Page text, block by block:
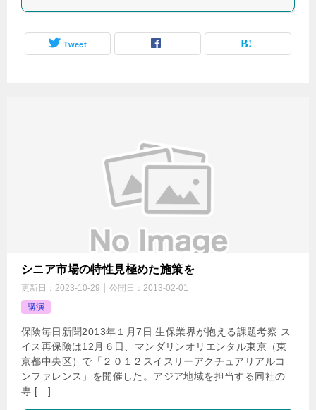
Tweet
シニア市場の特性見極めた施策を
更新日： 2023-10-29 公開日： 2013-02-01
講演
保険毎日新聞2013年１月7日 生保業界が抱える課題考察 ス
イス再保険は12月６日、マンダリンオリエンタル東京（東
京都中央区）で「２０１２スイスリーアクチュアリアルコ
ンファレンス」を開催した。アジア地域を担当する同社の
専 […]